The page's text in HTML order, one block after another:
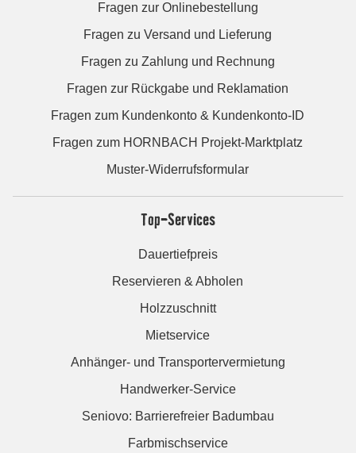
Fragen zur Onlinebestellung
Fragen zu Versand und Lieferung
Fragen zu Zahlung und Rechnung
Fragen zur Rückgabe und Reklamation
Fragen zum Kundenkonto & Kundenkonto-ID
Fragen zum HORNBACH Projekt-Marktplatz
Muster-Widerrufsformular
Top-Services
Dauertiefpreis
Reservieren & Abholen
Holzzuschnitt
Mietservice
Anhänger- und Transportervermietung
Handwerker-Service
Seniovo: Barrierefreier Badumbau
Farbmischservice